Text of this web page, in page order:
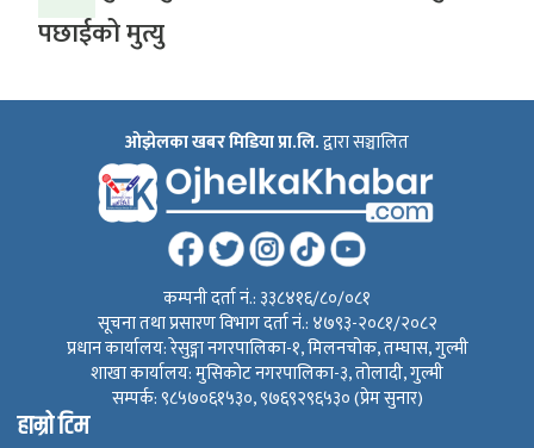
पछाईको मुत्यु
ओझेलका खबर मिडिया प्रा.लि.द्वारा सञ्चालित
कम्पनी दर्ता नं.: ३३८४१६/८०/०८१
सूचना तथा प्रसारण विभाग दर्ता नं.: ४७९३-२०८१/२०८२
प्रधान कार्यालय: रेसुङ्गा नगरपालिका-१, मिलनचोक, तम्घास, गुल्मी
शाखा कार्यालय: मुसिकोट नगरपालिका-३, तोलादी, गुल्मी
सम्पर्क: ९८५७०६१५३०, ९७६९२९६५३० (प्रेम सुनार)
हाम्रो टिम